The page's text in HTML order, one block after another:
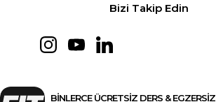
Bizi Takip Edin
BİNLERCE ÜCRETSİZ DERS & EGZERSİZ